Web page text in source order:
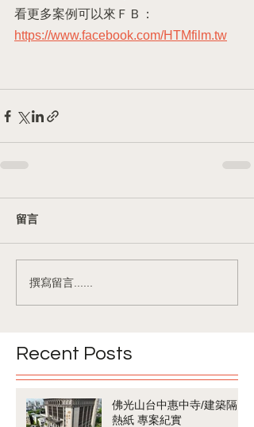
看更多案例可以來ＦＢ：
https://www.facebook.com/HTMfilm.tw
留言
撰寫留言......
Recent Posts
佛光山台中惠中寺/建築隔
熱紙 專案紀實